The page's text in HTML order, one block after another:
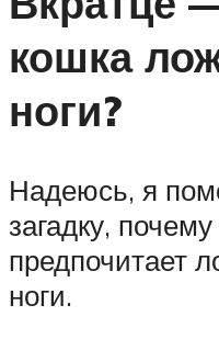
кошка
ноги?
Надеюсь, я
загадку,
предпочитает
ноги.